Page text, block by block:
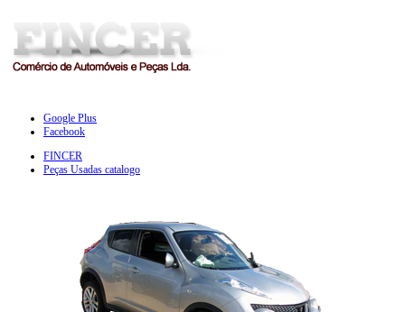
Google Plus
Facebook
FINCER
Peças Usadas catalogo